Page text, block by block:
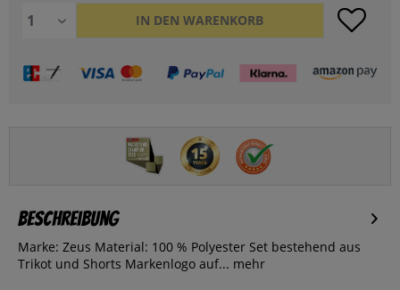
IN DEN WARENKORB
Beschreibung
Marke: Zeus Material: 100 % Polyester Set bestehend aus
Trikot und Shorts Markenlogo auf... mehr